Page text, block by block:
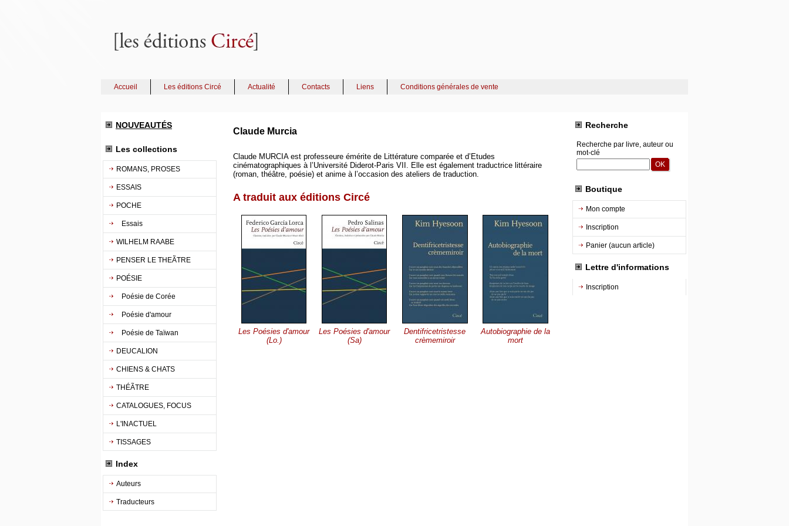
Accueil Les éditions Circé Actualité Contacts Liens Conditions générales de vente
NOUVEAUTÉS
Les collections
ROMANS, PROSES
ESSAIS
POCHE
Essais
WILHELM RAABE
PENSER LE THEÃTRE
POÉSIE
Poésie de Corée
Poésie d'amour
Poésie de Taïwan
DEUCALION
CHIENS & CHATS
THÉÃTRE
CATALOGUES, FOCUS
L'INACTUEL
TISSAGES
Index
Auteurs
Traducteurs
Claude Murcia
Claude MURCIA est professeure émérite de Littérature comparée et d’Etudes
cinématographiques à l’Université Diderot-Paris VII. Elle est également traductrice littéraire
(roman, théâtre, poésie) et anime à l’occasion des ateliers de traduction.
A traduit aux éditions Circé
Les Poésies d'amour
(Lo.)
Les Poésies d'amour
(Sa)
Dentifricetristesse
crèmemiroir
Autobiographie de la
mort
Recherche
Recherche par livre, auteur ou
mot-clé
Boutique
Mon compte
Inscription
Panier (aucun article)
Lettre d'informations
Inscription